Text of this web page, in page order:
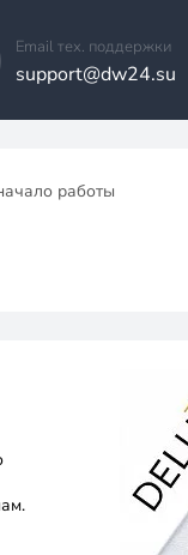
Email тех. поддержки
support@dw24.su
работы